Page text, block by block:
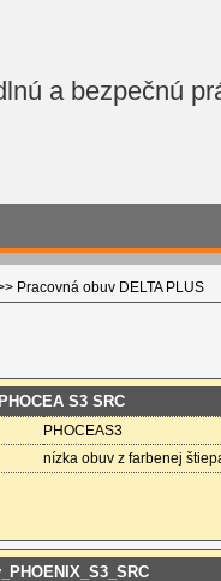
a bezpečnú
Pracovná obuv DELTA PLUS
S3 SRC
PHOCEAS3
nízka obuv z farbenej